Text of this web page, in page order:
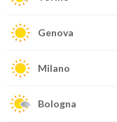
Genova
Milano
Bologna